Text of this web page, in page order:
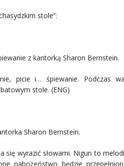
stole”:
z kantorką Sharon Bernstein.
picie i… śpiewanie. Podczas
stole. (ENG)
Sharon Bernstein.
wyrazić słowami. Nigun to
nabożeństwo będzie